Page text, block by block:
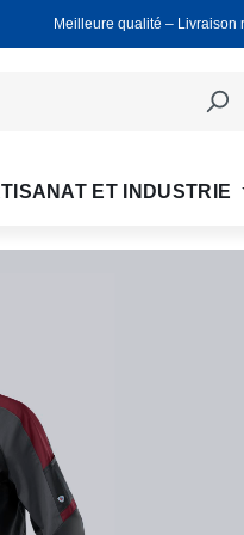
Meilleure qualité ‒ Livraison
ET INDUSTRIE